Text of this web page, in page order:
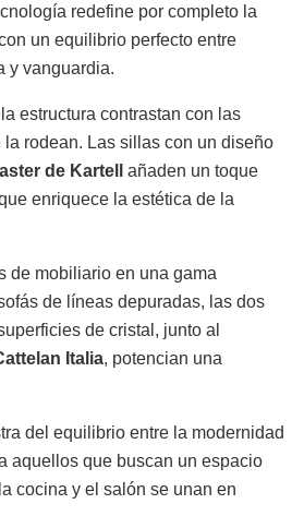
redefine por completo la
un equilibrio perfecto entre
y vanguardia.
estructura contrastan con las
rodean. Las sillas con un diseño
de Kartell
añaden un toque
enriquece la estética de la
de mobiliario en una gama
de líneas depuradas, las dos
de cristal, junto al
Italia, potencian una
del equilibrio entre la modernidad
aquellos que buscan un espacio
cocina y el salón se unan en